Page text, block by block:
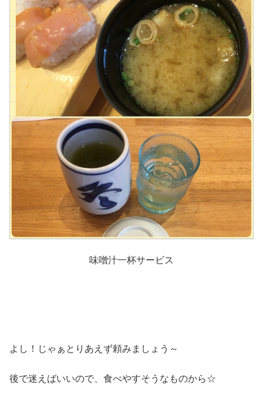
味噌汁一杯サービス
よし！じゃぁとりあえず頼みましょう～
後で迷えばいいので、食べやすそうなものから☆